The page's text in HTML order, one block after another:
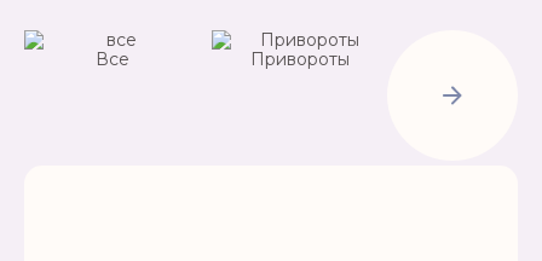
Все
Привороты
Рассорки